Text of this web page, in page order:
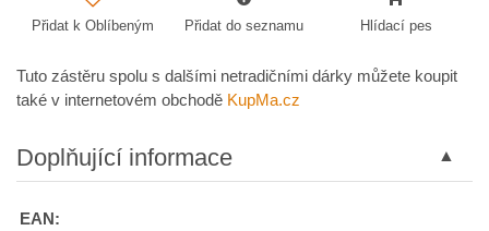
Přidat k Oblíbeným Přidat do seznamu Hlídací pes
Tuto zástěru spolu s dalšími netradičními dárky můžete koupit
také v internetovém obchodě KupMa.cz
Doplňující informace
EAN: